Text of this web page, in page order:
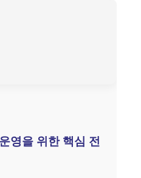
영을 위한 핵심 전